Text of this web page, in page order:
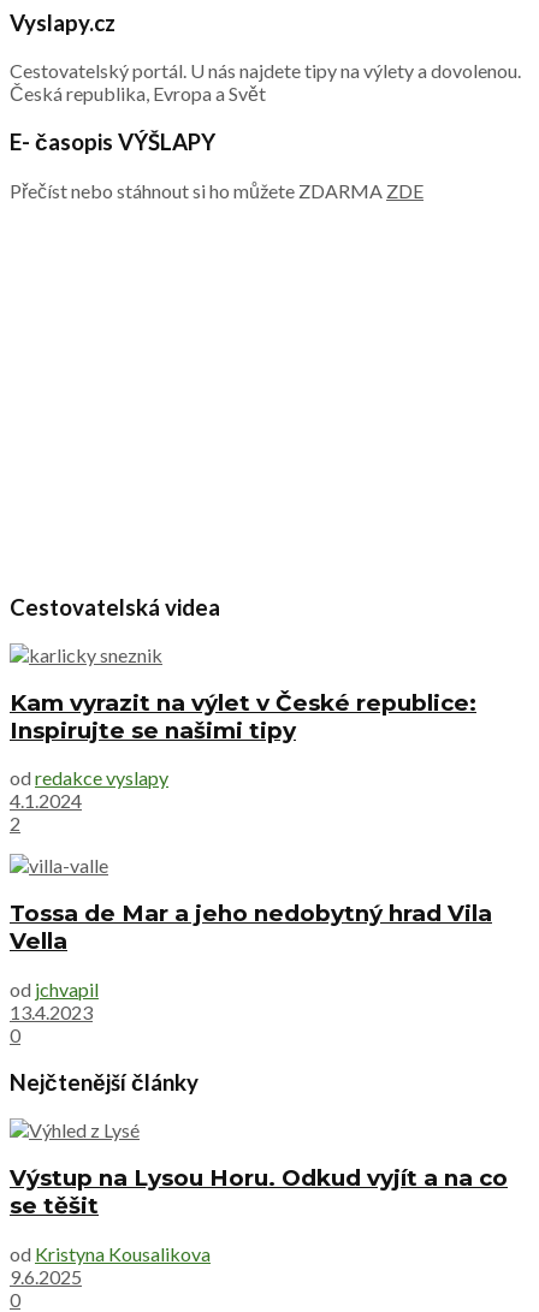
Vyslapy.cz
Cestovatelský portál. U nás najdete tipy na výlety a dovolenou.
Česká republika, Evropa a Svět
E- časopis VÝŠLAPY
Přečíst nebo stáhnout si ho můžete ZDARMA ZDE
Cestovatelská videa
Kam vyrazit na výlet v České republice:
Inspirujte se našimi tipy
od redakce vyslapy
4.1.2024
2
Tossa de Mar a jeho nedobytný hrad Vila
Vella
od jchvapil
13.4.2023
0
Nejčtenější články
Výstup na Lysou Horu. Odkud vyjít a na co
se těšit
od Kristyna Kousalikova
9.6.2025
0